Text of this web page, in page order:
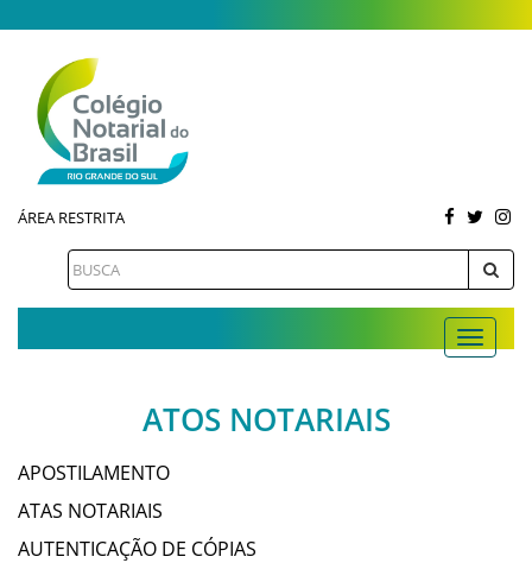
ÁREA RESTRITA
ATOS NOTARIAIS
APOSTILAMENTO
ATAS NOTARIAIS
AUTENTICAÇÃO DE CÓPIAS